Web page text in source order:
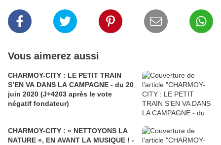
Vous aimerez aussi
CHARMOY-CITY : LE PETIT TRAIN
S’EN VA DANS LA CAMPAGNE - du 20
juin 2020 (J+4203 après le vote
négatif fondateur)
CHARMOY-CITY : « NETTOYONS LA
NATURE », EN AVANT LA MUSIQUE ! -